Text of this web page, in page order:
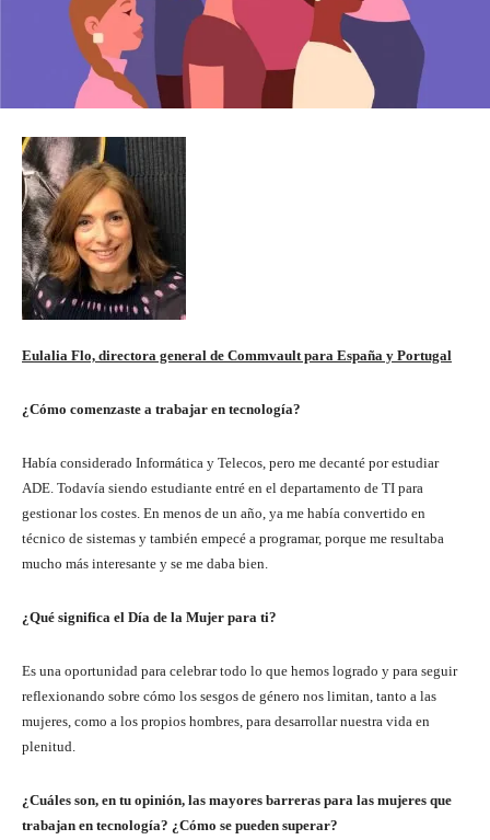
Eulalia Flo, directora general de Commvault para España y Portugal
¿Cómo comenzaste a trabajar en tecnología?
Había considerado Informática y Telecos, pero me decanté por estudiar
ADE. Todavía siendo estudiante entré en el departamento de TI para
gestionar los costes. En menos de un año, ya me había convertido en
técnico de sistemas y también empecé a programar, porque me resultaba
mucho más interesante y se me daba bien.
¿Qué significa el Día de la Mujer para ti?
Es una oportunidad para celebrar todo lo que hemos logrado y para seguir
reflexionando sobre cómo los sesgos de género nos limitan, tanto a las
mujeres, como a los propios hombres, para desarrollar nuestra vida en
plenitud.
¿Cuáles son, en tu opinión, las mayores barreras para las mujeres que
trabajan en tecnología? ¿Cómo se pueden superar?